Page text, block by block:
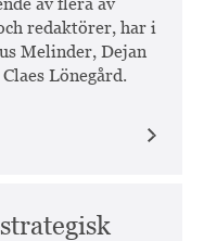
redaktörer, har i
Melinder, Dejan
Lönegård.